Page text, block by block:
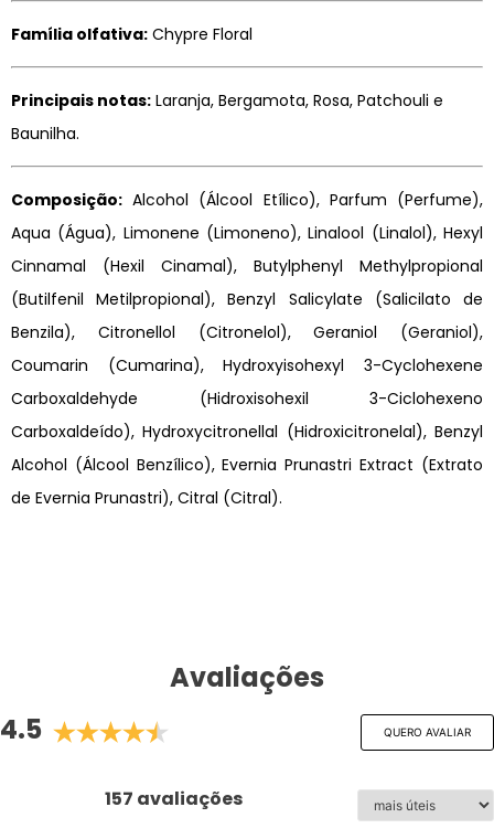
Família olfativa: Chypre Floral
Principais notas: Laranja, Bergamota, Rosa, Patchouli e
Baunilha.
Composição: Alcohol (Álcool Etílico), Parfum (Perfume),
Aqua (Água), Limonene (Limoneno), Linalool (Linalol), Hexyl
Cinnamal (Hexil Cinamal), Butylphenyl Methylpropional
(Butilfenil Metilpropional), Benzyl Salicylate (Salicilato de
Benzila), Citronellol (Citronelol), Geraniol (Geraniol),
Coumarin (Cumarina), Hydroxyisohexyl 3-Cyclohexene
Carboxaldehyde (Hidroxisohexil 3-Ciclohexeno
Carboxaldeído), Hydroxycitronellal (Hidroxicitronelal), Benzyl
Alcohol (Álcool Benzílico), Evernia Prunastri Extract (Extrato
de Evernia Prunastri), Citral (Citral).
Avaliações
4.5
QUERO AVALIAR
157 avaliações